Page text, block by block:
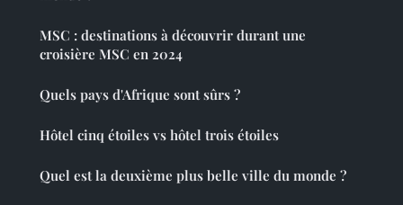
MSC : destinations à découvrir durant une
croisière MSC en 2024
Quels pays d'Afrique sont sûrs ?
Hôtel cinq étoiles vs hôtel trois étoiles
Quel est la deuxième plus belle ville du monde ?